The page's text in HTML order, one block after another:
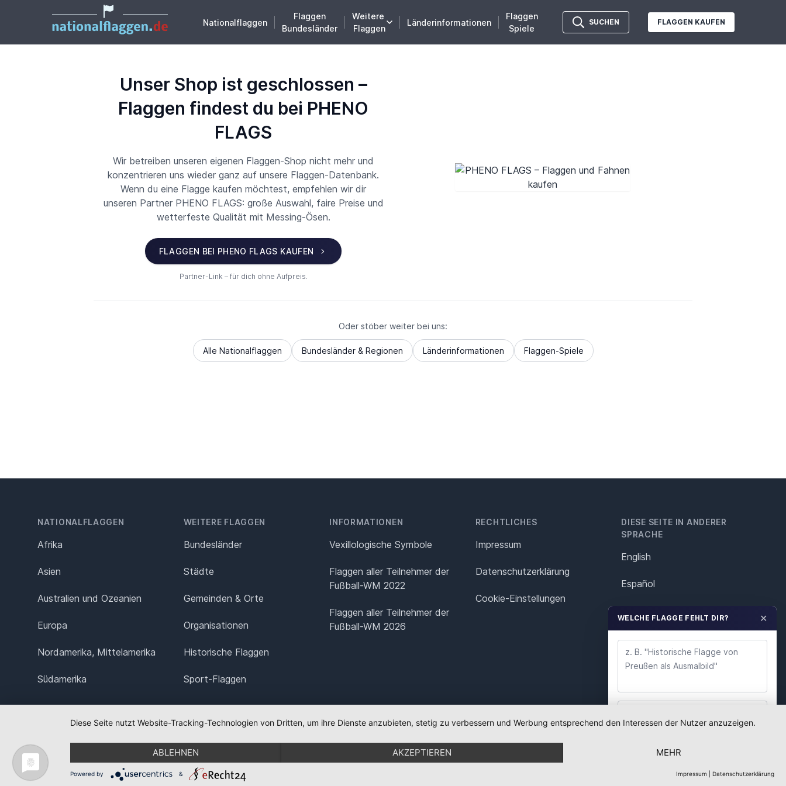
Nationalflaggen
Flaggen
Bundesländer
Weitere
Flaggen
Länderinformationen
Flaggen
Spiele
SUCHEN FLAGGEN KAUFEN
Unser Shop ist geschlossen –
Flaggen findest du bei PHENO
FLAGS
Wir betreiben unseren eigenen Flaggen-Shop nicht mehr und
konzentrieren uns wieder ganz auf unsere Flaggen-Datenbank.
Wenn du eine Flagge kaufen möchtest, empfehlen wir dir
unseren Partner PHENO FLAGS: große Auswahl, faire Preise und
wetterfeste Qualität mit Messing-Ösen.
FLAGGEN BEI PHENO FLAGS KAUFEN
Partner-Link – für dich ohne Aufpreis.
Oder stöber weiter bei uns:
Alle Nationalflaggen Bundesländer & Regionen Länderinformationen Flaggen-Spiele
NATIONALFLAGGEN
Afrika
Asien
Australien und Ozeanien
Europa
Nordamerika, Mittelamerika
Südamerika
WEITERE FLAGGEN
Bundesländer
Städte
Gemeinden & Orte
Organisationen
Historische Flaggen
Sport-Flaggen
INFORMATIONEN
Vexillologische Symbole
Flaggen aller Teilnehmer der
Fußball-WM 2022
Flaggen aller Teilnehmer der
Fußball-WM 2026
RECHTLICHES
Impressum
Datenschutz­erklärung
Cookie-Einstellungen
DIESE SEITE IN ANDERER
SPRACHE
English
Español
Italiano
Polska
Português
Nederlands
WELCHE FLAGGE FEHLT DIR? ✕
Diese Seite nutzt Website-Tracking-Technologien von Dritten, um ihre Dienste anzubieten, stetig zu verbessern und Werbung entsprechend den Interessen der Nutzer anzuzeigen.
ABLEHNEN AKZEPTIEREN MEHR
Powered by & Impressum Datenschutzerklärung